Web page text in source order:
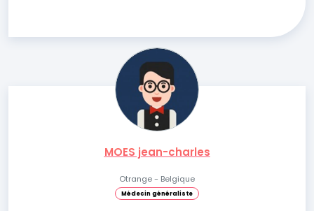
MOES jean-charles
Otrange - Belgique
Médecin généraliste